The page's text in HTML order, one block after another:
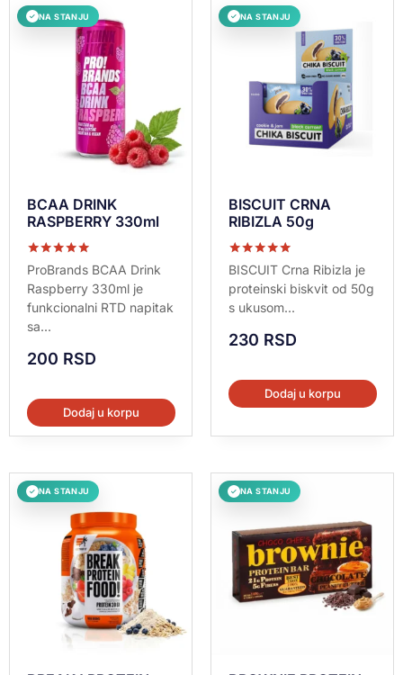
✓ NA STANJU
BCAA DRINK
RASPBERRY 330ml
Ocenjeno sa
5.00
od 5
ProBrands BCAA Drink
Raspberry 330ml je
funkcionalni RTD napitak
sa...
200 RSD
Dodaj u korpu
✓ NA STANJU
BISCUIT CRNA
RIBIZLA 50g
Ocenjeno sa
5.00
od 5
BISCUIT Crna Ribizla je
proteinski biskvit od 50g
s ukusom...
230 RSD
Dodaj u korpu
✓ NA STANJU ✓ NA STANJU